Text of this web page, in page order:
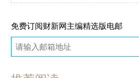
免费订阅财新网主编精选版电邮